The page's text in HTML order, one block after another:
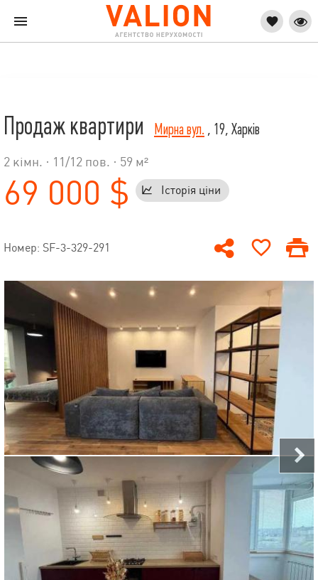
Продаж квартири Мирна вул. , 19, Харків
2 кімн. · 11 /12 пов. · 59 м²
69 000 $ Історія ціни
Номер: SF-3-329-291